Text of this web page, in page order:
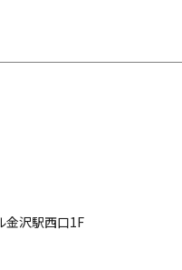
金沢駅西口1F